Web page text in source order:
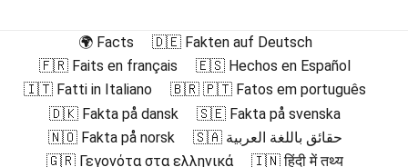
🌍 Facts
🇩🇪 Fakten auf Deutsch
🇫🇷 Faits en français
🇪🇸 Hechos en Español
🇮🇹 Fatti in Italiano
🇧🇷 🇵🇹 Fatos em português
🇩🇰 Fakta på dansk
🇸🇪 Fakta på svenska
🇳🇴 Fakta på norsk
🇸🇦 حقائق باللغة العربية
🇬🇷 Γεγονότα στα ελληνικά
🇮🇳 हिंदी में तथ्य